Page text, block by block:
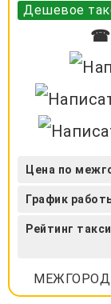
Дешевое
☎
Цена по
График
Рейтинг
МЕЖГОРОД